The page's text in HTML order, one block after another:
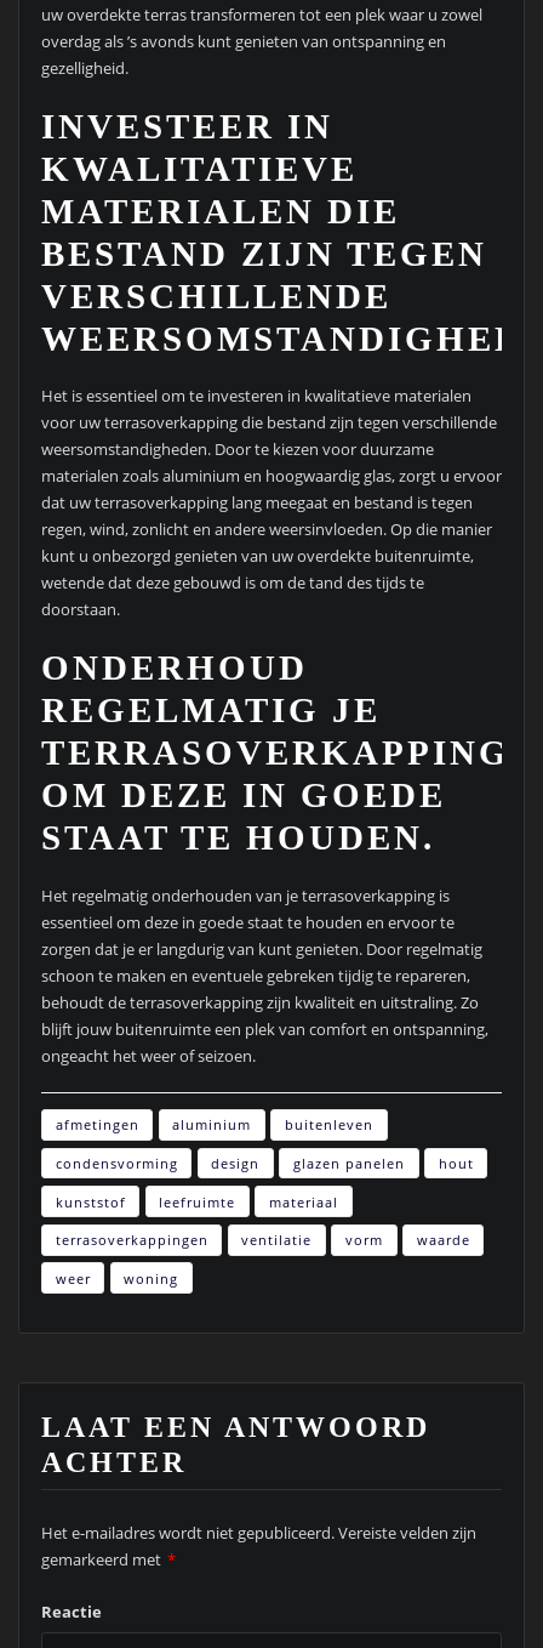
uw overdekte terras transformeren tot een plek waar u zowel
overdag als ’s avonds kunt genieten van ontspanning en
gezelligheid.
INVESTEER IN
KWALITATIEVE
MATERIALEN DIE
BESTAND ZIJN TEGEN
VERSCHILLENDE
Het is essentieel om te investeren in kwalitatieve materialen
voor uw terrasoverkapping die bestand zijn tegen verschillende
weersomstandigheden. Door te kiezen voor duurzame
materialen zoals aluminium en hoogwaardig glas, zorgt u ervoor
dat uw terrasoverkapping lang meegaat en bestand is tegen
regen, wind, zonlicht en andere weersinvloeden. Op die manier
kunt u onbezorgd genieten van uw overdekte buitenruimte,
wetende dat deze gebouwd is om de tand des tijds te
doorstaan.
ONDERHOUD
REGELMATIG JE
TERRASOVERKAPPING
OM DEZE IN GOEDE
STAAT TE HOUDEN.
Het regelmatig onderhouden van je terrasoverkapping is
essentieel om deze in goede staat te houden en ervoor te
zorgen dat je er langdurig van kunt genieten. Door regelmatig
schoon te maken en eventuele gebreken tijdig te repareren,
behoudt de terrasoverkapping zijn kwaliteit en uitstraling. Zo
blijft jouw buitenruimte een plek van comfort en ontspanning,
ongeacht het weer of seizoen.
afmetingen aluminium buitenleven
condensvorming design glazen panelen hout
kunststof leefruimte materiaal
terrasoverkappingen ventilatie vorm waarde
weer woning
LAAT EEN ANTWOORD
ACHTER
Het e-mailadres wordt niet gepubliceerd.Vereiste velden zijn
gemarkeerd met *
Reactie